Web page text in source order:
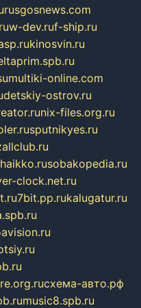
rusgosnews.com
w-dev.ruf-ship.ru
kinosvin.ru
multiki-online.com
detskiy-ostrov.ru
nix-files.org.ru
sputnikyes.ru
haikko.rusobakopedia.ru
clock.net.ru
7bit.pp.rukalugatur.ru
схема-авто.рф
music8.spb.ru